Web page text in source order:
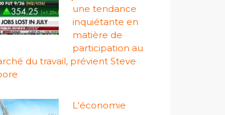
une tendance
inquiétante en
matière de
participation au
du travail, prévient Steve
L'économie